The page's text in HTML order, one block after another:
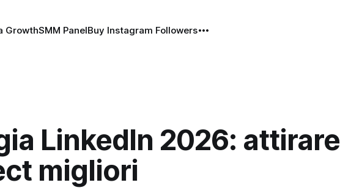
GrowthSMM PanelBuy Instagram Followers
LinkedIn 2026: attirare
migliori